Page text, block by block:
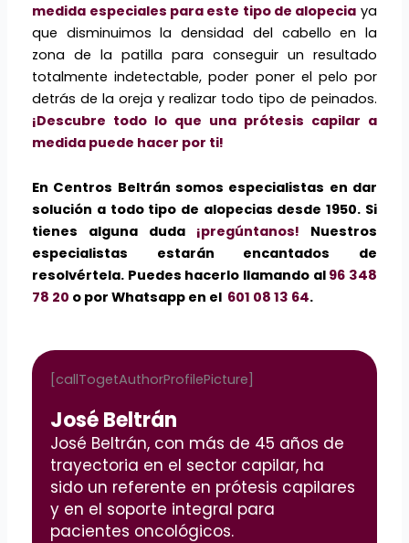
medida especiales para este tipo de alopecia ya
que disminuimos la densidad del cabello en la
zona de la patilla para conseguir un resultado
totalmente indetectable, poder poner el pelo por
detrás de la oreja y realizar todo tipo de peinados.
¡Descubre todo lo que una prótesis capilar a
medida puede hacer por ti!
En Centros Beltrán somos especialistas en dar
solución a todo tipo de alopecias desde 1950. Si
tienes alguna duda ¡pregúntanos! Nuestros
especialistas estarán encantados de
resolvértela. Puedes hacerlo llamando al 96 348
78 20 o por Whatsapp en el 601 08 13 64.
[callTogetAuthorProfilePicture]
José Beltrán
José Beltrán, con más de 45 años de
trayectoria en el sector capilar, ha
sido un referente en prótesis capilares
y en el soporte integral para
pacientes oncológicos.